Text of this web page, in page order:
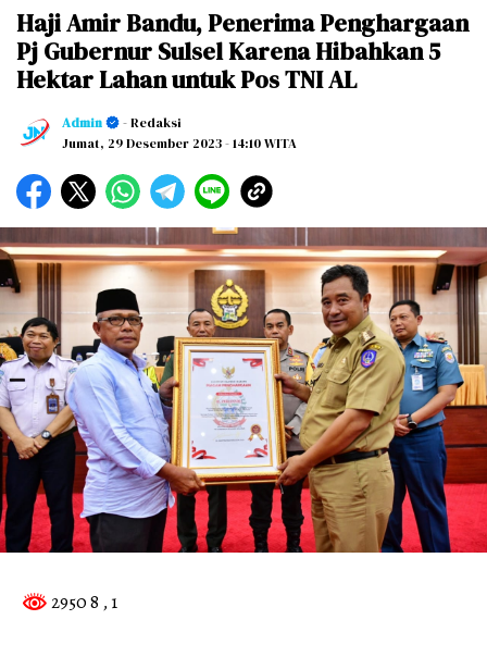
Haji Amir Bandu, Penerima Penghargaan
Pj Gubernur Sulsel Karena Hibahkan 5
Hektar Lahan untuk Pos TNI AL
Admin
- Redaksi
Jumat, 29 Desember 2023- 14:10 WITA
2950 8 , 1